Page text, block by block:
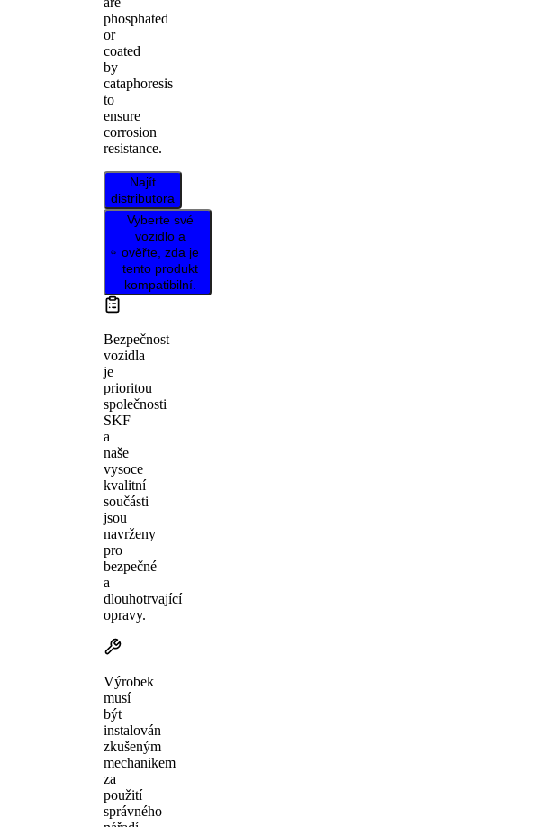
phosphated
or
coated
by
cataphoresis
to
ensure
corrosion
resistance.
Najít
distributora
Vyberte své
vozidlo a
ověřte, zda je
tento produkt
kompatibilní.
Bezpečnost
vozidla
je
prioritou
společnosti
SKF
a
naše
vysoce
kvalitní
součásti
jsou
navrženy
pro
bezpečné
a
dlouhotrvající
opravy.
Výrobek
musí
být
instalován
zkušeným
mechanikem
za
použití
správného